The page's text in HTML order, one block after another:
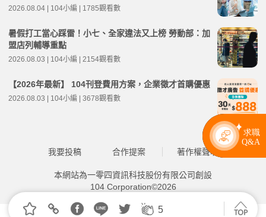
5
2026.08.04 | 104小編 | 1785觀看數
暑假打工當心踩雷！小七、全家違法又上榜 勞動部：加
盟店列輔導重點
2026.08.03 | 104小編 | 2154觀看數
【2026年最新】 104刊登費用方案，企業徵才首購優惠
2026.08.03 | 104小編 | 3678觀看數
我要投稿 合作提案 著作權聲明
本網站為一零四資訊科技股份有限公司創設
104 Corporation©2026